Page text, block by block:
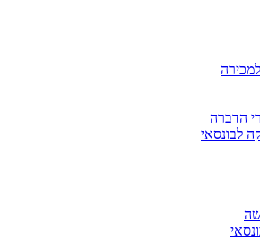
הדברה
לבונסאי